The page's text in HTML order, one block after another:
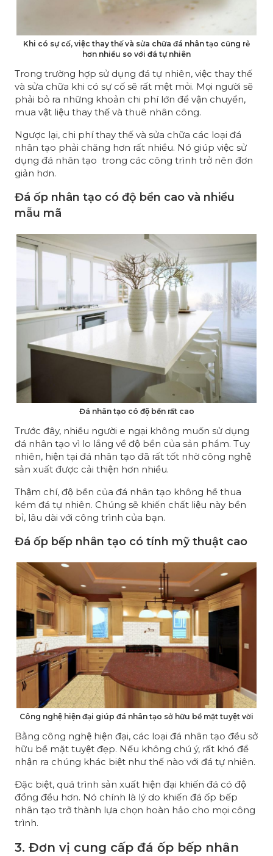
Khi có sự cố, việc thay thế và sửa chữa đá nhân tạo cũng rẻ
hơn nhiều so với đá tự nhiên
Trong trường hợp sử dụng đá tự nhiên, việc thay thế
và sửa chữa khi có sự cố sẽ rất mệt mỏi. Mọi người sẽ
phải bỏ ra những khoản chi phí lớn để vận chuyển,
mua vật liệu thay thế và thuê nhân công.
Ngược lại, chi phí thay thế và sửa chữa các loại đá
nhân tạo phải chăng hơn rất nhiều. Nó giúp việc sử
dụng đá nhân tạo trong các công trình trở nên đơn
giản hơn.
Đá ốp nhân tạo có độ bền cao và nhiều
mẫu mã
Đá nhân tạo có độ bền rất cao
Trước đây, nhiều người e ngại không muốn sử dụng
đá nhân tạo vì lo lắng về độ bền của sản phẩm. Tuy
nhiên, hiện tại đá nhân tạo đã rất tốt nhờ công nghệ
sản xuất được cải thiện hơn nhiều.
Thậm chí, độ bền của đá nhân tạo không hề thua
kém đá tự nhiên. Chúng sẽ khiến chất liệu này bền
bỉ, lâu dài với công trình của bạn.
Đá ốp bếp nhân tạo có tính mỹ thuật cao
Công nghệ hiện đại giúp đá nhân tạo sở hữu bề mặt tuyệt vời
Bằng công nghệ hiện đại, các loại đá nhân tạo đều sở
hữu bề mặt tuyệt đẹp. Nếu không chú ý, rất khó để
nhận ra chúng khác biệt như thế nào với đá tự nhiên.
Đặc biệt, quá trình sản xuất hiện đại khiến đá có độ
đồng đều hơn. Nó chính là lý do khiến đá ốp bếp
nhân tạo trở thành lựa chọn hoàn hảo cho mọi công
trình.
3. Đơn vị cung cấp đá ốp bếp nhân